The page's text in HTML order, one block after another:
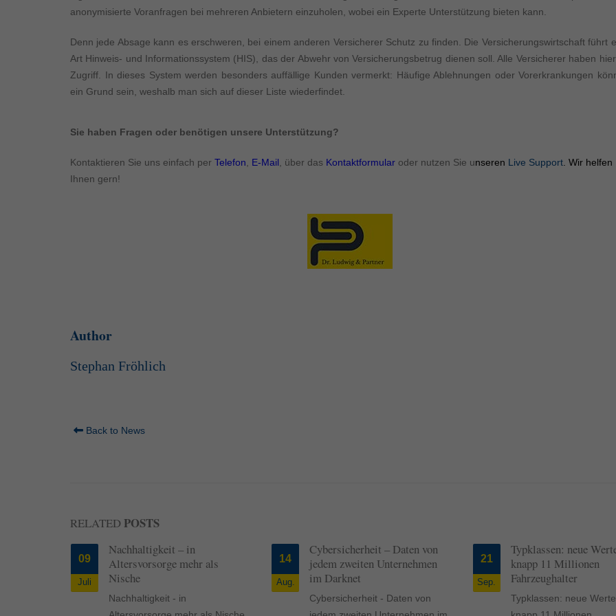
anonymisierte Voranfragen bei mehreren Anbietern einzuholen, wobei ein Experte Unterstützung bieten kann.
Denn jede Absage kann es erschweren, bei einem anderen Versicherer Schutz zu finden. Die Versicherungswirtschaft führt
Art Hinweis- und Informationssystem (HIS), das der Abwehr von Versicherungsbetrug dienen soll. Alle Versicherer haben
Zugriff. In dieses System werden besonders auffällige Kunden vermerkt: Häufige Ablehnungen oder Vorerkrankungen
ein Grund sein, weshalb man sich auf dieser Liste wiederfindet.
Sie haben Fragen oder benötigen unsere Unterstützung?
Kontaktieren Sie uns einfach per Telefon, E-Mail, über das Kontaktformular oder nutzen Sie unseren Live Support. Wir helfen
Ihnen gern!
Author
Stephan Fröhlich
Back to News
RELATED POSTS
09
Juli
Nachhaltigkeit – in
Altersvorsorge mehr als
Nische
Nachhaltigkeit - in
14
Aug.
Cybersicherheit – Daten von
jedem zweiten Unternehmen
im Darknet
Cybersicherheit - Daten von
21
Sep.
Typklassen: neue
knapp 11 Millionen
Fahrzeughalter
Typklassen: neue
akzeptiert werden, bedarf der Zugriff auf diese Inhalte keiner manuellen Einwilligung mehr.
powered by Borlabs Cookie